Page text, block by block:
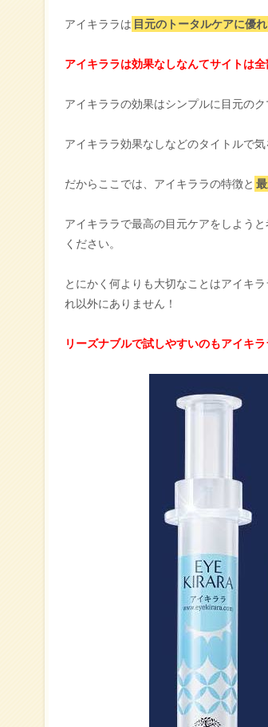
アイキララは 目元のトータルケアに優
アイキララは効果なしなんてサイトは
アイキララの効果はシンプルに目元の
アイキララ効果なしなどのタイトルで
だからここでは、アイキララの特徴と
アイキララで最高の目元ケアをしよう
ください。
とにかく何よりも大切なことはアイキ
れ以外にありません！
リーズナブルで試しやすいのもアイキ